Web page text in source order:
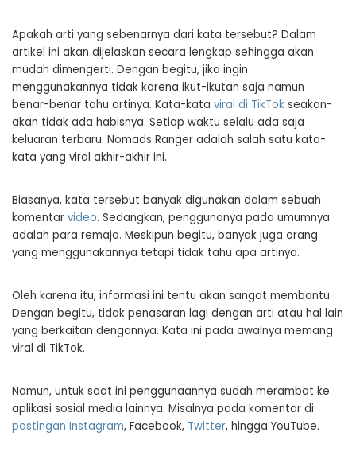
Apakah arti yang sebenarnya dari kata tersebut? Dalam
artikel ini akan dijelaskan secara lengkap sehingga akan
mudah dimengerti. Dengan begitu, jika ingin
menggunakannya tidak karena ikut-ikutan saja namun
benar-benar tahu artinya. Kata-kata viral di TikTok seakan-
akan tidak ada habisnya. Setiap waktu selalu ada saja
keluaran terbaru. Nomads Ranger adalah salah satu kata-
kata yang viral akhir-akhir ini.
Biasanya, kata tersebut banyak digunakan dalam sebuah
komentar video. Sedangkan, penggunanya pada umumnya
adalah para remaja. Meskipun begitu, banyak juga orang
yang menggunakannya tetapi tidak tahu apa artinya.
Oleh karena itu, informasi ini tentu akan sangat membantu.
Dengan begitu, tidak penasaran lagi dengan arti atau hal lain
yang berkaitan dengannya. Kata ini pada awalnya memang
viral di TikTok.
Namun, untuk saat ini penggunaannya sudah merambat ke
aplikasi sosial media lainnya. Misalnya pada komentar di
postingan Instagram, Facebook, Twitter, hingga YouTube.